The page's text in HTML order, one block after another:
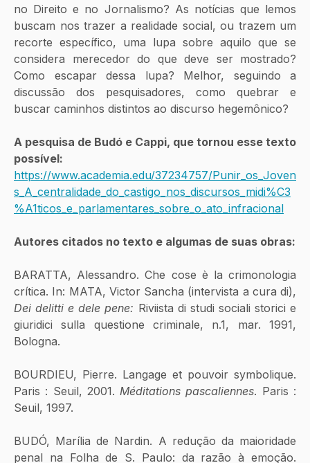
no Direito e no Jornalismo? As notícias que lemos
buscam nos trazer a realidade social, ou trazem um
recorte específico, uma lupa sobre aquilo que se
considera merecedor do que deve ser mostrado?
Como escapar dessa lupa? Melhor, seguindo a
discussão dos pesquisadores, como quebrar e
buscar caminhos distintos ao discurso hegemônico?
A pesquisa de Budó e Cappi, que tornou esse texto
possível:
https://www.academia.edu/37234757/Punir_os_Joven
s_A_centralidade_do_castigo_nos_discursos_midi%C3
%A1ticos_e_parlamentares_sobre_o_ato_infracional
BARATTA, Alessandro. Che cose è la crimonologia
Dei delitti e dele pene: Riviista di studi sociali storici e
giuridici sulla questione criminale, n.1, mar. 1991,
Bologna.
BOURDIEU, Pierre. Langage et pouvoir symbolique.
Paris : Seuil, 2001. Méditations pascaliennes. Paris :
Seuil, 1997.
BUDÓ, Marília de Nardin. A redução da maioridade